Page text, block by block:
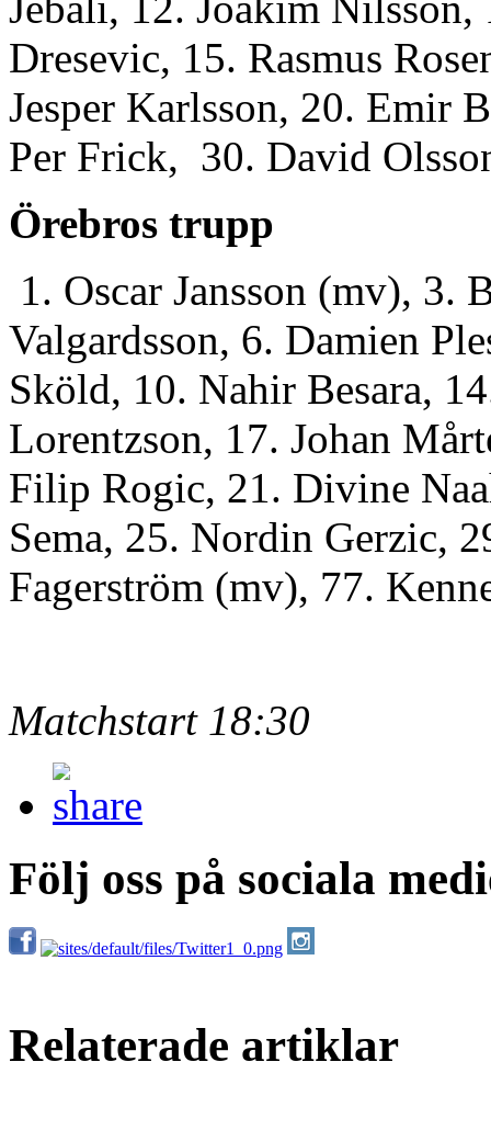
Dresevic, 15. Rasmus
Jesper Karlsson, 20. Emir
Per Frick, 30. David
Örebros trupp
1. Oscar Jansson (mv), 3.
Valgardsson, 6. Damien
Sköld, 10. Nahir Besara,
Lorentzson, 17. Johan
Filip Rogic, 21. Divine
Sema, 25. Nordin Gerzic,
Fagerström (mv), 77.
Matchstart 18:30
Följ oss på sociala
Relaterade artiklar